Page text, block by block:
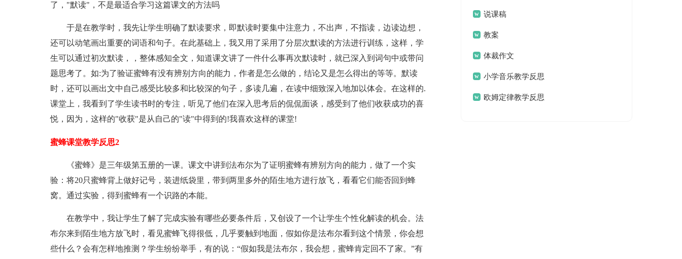
了，"默读"，不是最适合学习这篇课文的方法吗
于是在教学时，我先让学生明确了默读要求，即默读时要集中注意力，不出声，不指读，边读边想，
还可以动笔画出重要的词语和句子。在此基础上，我又用了采用了分层次默读的方法进行训练，这样，学
生可以通过初次默读，，整体感知全文，知道课文讲了一件什么事再次默读时，就已深入到词句中或带问
题思考了。如:为了验证蜜蜂有没有辨别方向的能力，作者是怎么做的，结论又是怎么得出的等等。默读
时，还可以画出文中自己感受比较多和比较深的句子，多读几遍，在读中细致深入地加以体会。在这样的.
课堂上，我看到了学生读书时的专注，听见了他们在深入思考后的侃侃面谈，感受到了他们收获成功的喜
悦，因为，这样的"收获"是从自己的"读"中得到的!我喜欢这样的课堂!
蜜蜂课堂教学反思2
《蜜蜂》是三年级第五册的一课。课文中讲到法布尔为了证明蜜蜂有辨别方向的能力，做了一个实
验：将20只蜜蜂背上做好记号，装进纸袋里，带到两里多外的陌生地方进行放飞，看看它们能否回到蜂
窝。通过实验，得到蜜蜂有一个识路的本能。
在教学中，我让学生了解了完成实验有哪些必要条件后，又创设了一个让学生个性化解读的机会。法
布尔来到陌生地方放飞时，看见蜜蜂飞得很低，几乎要触到地面，假如你是法布尔看到这个情景，你会想
些什么？会有怎样地推测？学生纷纷举手，有的说：“假如我是法布尔，我会想，蜜蜂肯定回不了家。”有
说课稿
教案
体裁作文
小学音乐教学反思
欧姆定律教学反思